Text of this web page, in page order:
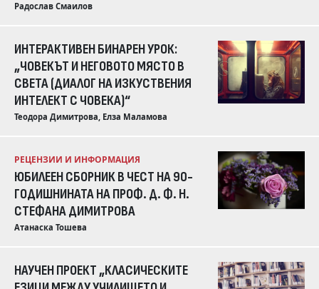
Радослав Смаилов
ИНТЕРАКТИВЕН БИНАРЕН УРОК:
„ЧОВЕКЪТ И НЕГОВОТО МЯСТО В
СВЕТА (ДИАЛОГ НА ИЗКУСТВЕНИЯ
ИНТЕЛЕКТ С ЧОВЕКА)“
Теодора Димитрова, Елза Маламова
РЕЦЕНЗИИ И ИНФОРМАЦИЯ
ЮБИЛЕЕН СБОРНИК В ЧЕСТ НА 90-
ГОДИШНИНАТА НА ПРОФ. Д. Ф. Н.
СТЕФАНА ДИМИТРОВА
Атанаска Тошева
НАУЧЕН ПРОЕКТ „КЛАСИЧЕСКИТЕ